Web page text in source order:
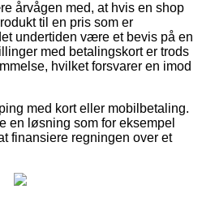
årvågen med, at hvis en shop
til en pris som er
undertiden være et bevis på en
med betalingskort er trods
hvilket forsvarer en imod
med kort eller mobilbetaling.
en løsning som for eksempel
finansiere regningen over et